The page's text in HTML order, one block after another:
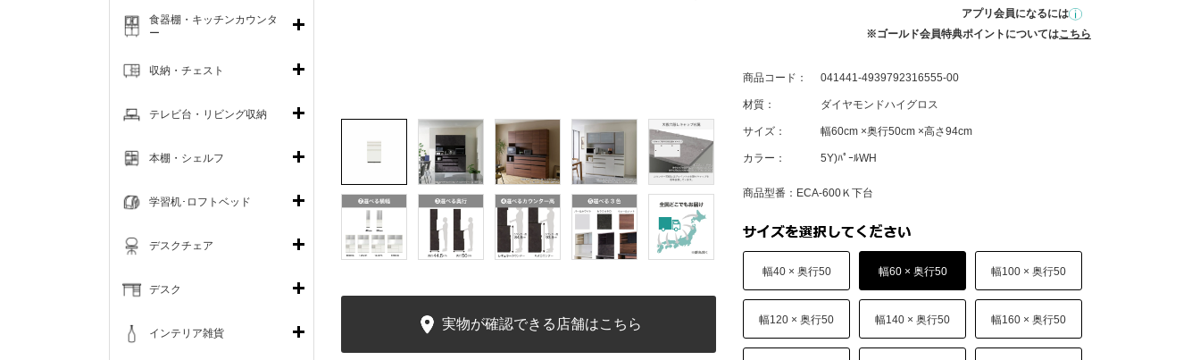
実物が確認できる店舗はこちら
アプリ会員になるには
※ゴールド会員特典ポイントについてはこちら
商品コード： 041441-4939792316555-00
材質： ダイヤモンドハイグロス
サイズ： 幅60cm ×奥行50cm ×高さ94cm
カラー： 5Y)ﾊﾟｰﾙWH
商品型番：ECA-600Ｋ下台
幅40 × 奥行50 幅60 × 奥行50 幅100 × 奥行50
幅120 × 奥行50 幅140 × 奥行50 幅160 × 奥行50
食器棚・キッチンカウンタ
ー
収納・チェスト
テレビ台・リビング収納
本棚・シェルフ
学習机･ロフトベッド
デスクチェア
デスク
インテリア雑貨